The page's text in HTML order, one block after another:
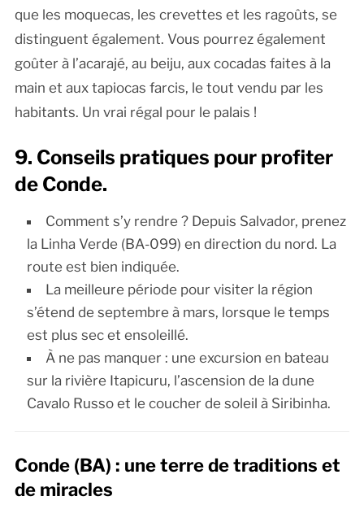
que les moquecas, les crevettes et les ragoûts, se
distinguent également. Vous pourrez également
goûter à l’acarajé, au beiju, aux cocadas faites à la
main et aux tapiocas farcis, le tout vendu par les
habitants. Un vrai régal pour le palais !
9. Conseils pratiques pour profiter
de Conde.
Comment s’y rendre ? Depuis Salvador, prenez
la Linha Verde (BA-099) en direction du nord. La
route est bien indiquée.
La meilleure période pour visiter la région
s’étend de septembre à mars, lorsque le temps
est plus sec et ensoleillé.
À ne pas manquer : une excursion en bateau
sur la rivière Itapicuru, l’ascension de la dune
Cavalo Russo et le coucher de soleil à Siribinha.
Conde (BA) : une terre de traditions et
de miracles